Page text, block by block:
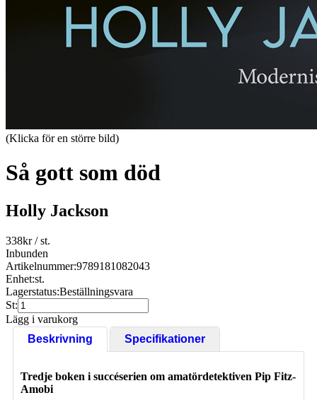
(Klicka för en större bild)
Så gott som död
Holly Jackson
338kr/ st.
Inbunden
Artikelnummer:9789181082043
Enhet:st.
Lagerstatus:Beställningsvara
St:
Lägg i varukorg
Beskrivning
Specifikationer
Tredje boken i succéserien om amatördetektiven Pip Fitz-
Amobi